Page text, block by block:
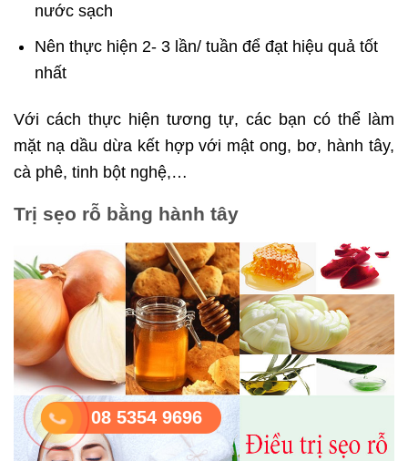
nước sạch
Nên thực hiện 2- 3 lần/ tuần để đạt hiệu quả tốt
nhất
Với cách thực hiện tương tự, các bạn có thể làm
mặt nạ dầu dừa kết hợp với mật ong, bơ, hành tây,
cà phê, tinh bột nghệ,…
Trị sẹo rỗ bằng hành tây
08 5354 9696